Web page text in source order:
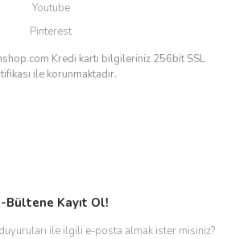
Youtube
Pinterest
Kredi kartı bilgileriniz 256bit SSL
ile korunmaktadır.
Bültene Kayıt Ol!
ile ilgili e-posta almak ister misiniz?